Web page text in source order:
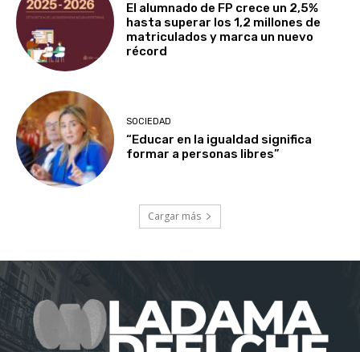
El alumnado de FP crece un 2,5%
hasta superar los 1,2 millones de
matriculados y marca un nuevo
récord
SOCIEDAD
“Educar en la igualdad significa
formar a personas libres”
Cargar más